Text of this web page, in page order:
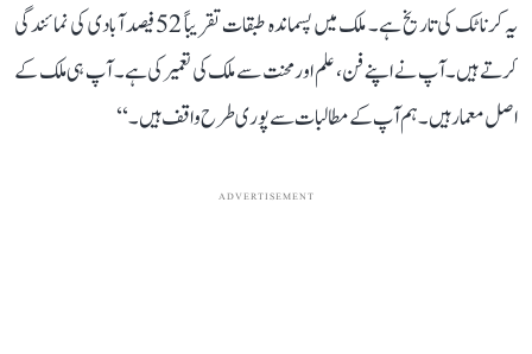
یہ کرناٹک کی تاریخ ہے۔ ملک میں پسماندہ طبقات تقریباً 52 فیصد آبادی کی نمائندگی
کرتے ہیں۔ آپ نے اپنے فن، علم اور محنت سے ملک کی تعمیر کی ہے۔ آپ ہی ملک کے
اصل معمار ہیں۔ ہم آپ کے مطالبات سے پوری طرح واقف ہیں۔‘‘
ADVERTISEMENT